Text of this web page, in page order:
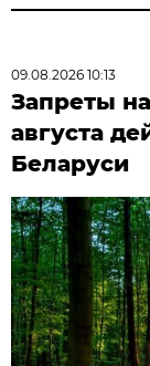
09.08.2026 10:13
Запреты
августа
Беларуси